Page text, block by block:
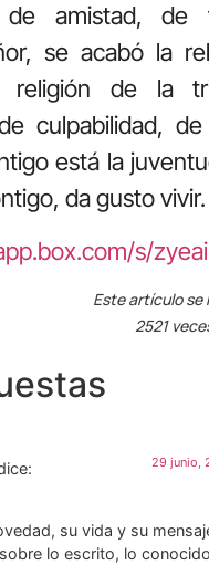
de amistad, de
se acabó la
religión de la
culpabilidad,
está la
da gusto vivir.
s/
Este artículo se
2521
29 junio,
su vida y su
lo escrito, lo